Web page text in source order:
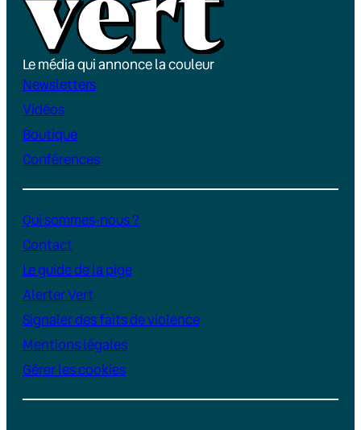
Le média qui annonce la couleur
Newsletters
Vidéos
Boutique
Conférences
Qui sommes-nous ?
Contact
Le guide de la pige
Alerter Vert
Signaler des faits de violence
Mentions légales
Gérer les cookies